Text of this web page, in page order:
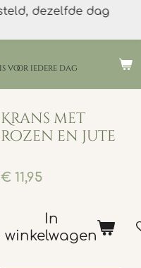
voor iedere dag
dezelfde dag
Krans met
rozen en jute
€ 11,95
In
winkelwagen